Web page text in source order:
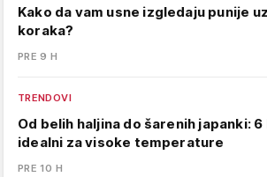
Kako da vam usne izgledaju punije
koraka?
PRE 9 H
TRENDOVI
Od belih haljina do šarenih japanki:
idealni za visoke temperature
PRE 10 H